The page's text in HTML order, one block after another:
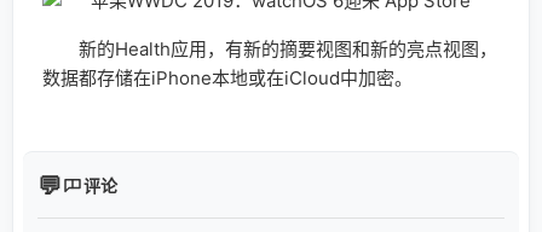
新的Health应用，有新的摘要视图和新的亮点视图，
数据都存储在iPhone本地或在iCloud中加密。
评论